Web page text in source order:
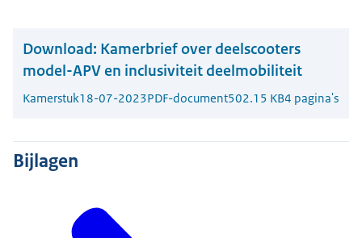
Download: Kamerbrief over deelscooters
model-APV en inclusiviteit deelmobiliteit
Kamerstuk18-07-2023PDF-document502.15 KB4 pagina's
Bijlagen